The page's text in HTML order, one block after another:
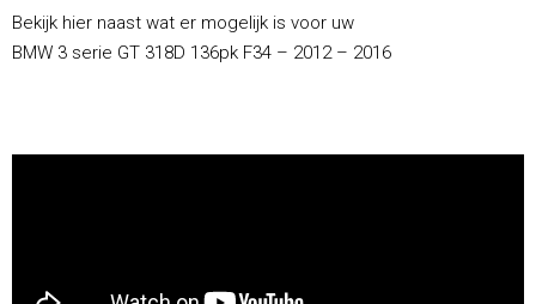
Bekijk hier naast wat er mogelijk is voor uw
BMW 3 serie GT 318D 136pk F34 – 2012 – 2016